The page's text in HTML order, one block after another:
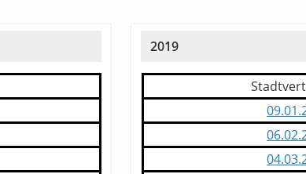
2019